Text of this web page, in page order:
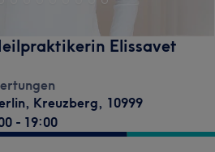
Elissavet
Kreuzberg, 10999
- 19:00